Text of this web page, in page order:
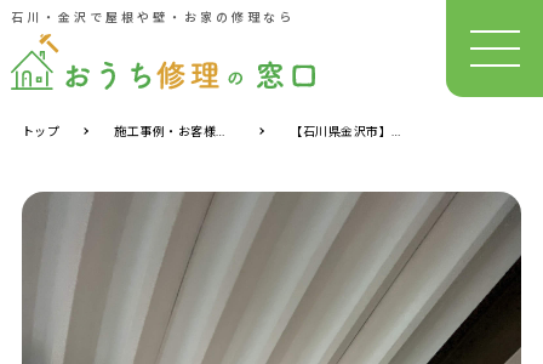
石川・金沢で屋根や壁・お家の修理なら
トップ